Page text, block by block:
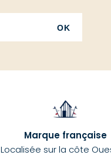
OK
Marque française
Localisée sur la côte